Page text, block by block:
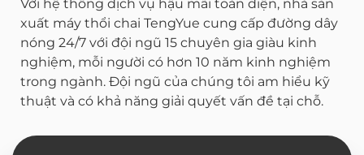
Với hệ thống dịch vụ hậu mãi toàn diện, nhà sản
xuất máy thổi chai TengYue cung cấp đường dây
nóng 24/7 với đội ngũ 15 chuyên gia giàu kinh
nghiệm, mỗi người có hơn 10 năm kinh nghiệm
trong ngành. Đội ngũ của chúng tôi am hiểu kỹ
thuật và có khả năng giải quyết vấn đề tại chỗ.